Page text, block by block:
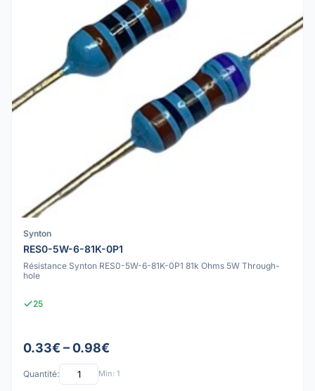
Synton
RES0-5W-6-81K-0P1
Résistance Synton RES0-5W-6-81K-0P1 81k Ohms 5W Through-
hole
25
0.33€ – 0.98€
Quantité: Min: 1